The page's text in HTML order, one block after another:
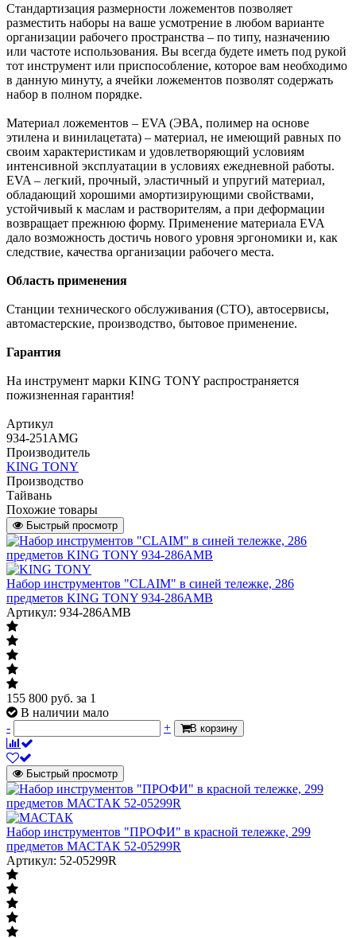
Стандартизация размерности ложементов позволяет
разместить наборы на ваше усмотрение в любом варианте
организации рабочего пространства – по типу, назначению
или частоте использования. Вы всегда будете иметь под рукой
тот инструмент или приспособление, которое вам необходимо
в данную минуту, а ячейки ложементов позволят содержать
набор в полном порядке.
Материал ложементов – EVA (ЭВА, полимер на основе
этилена и винилацетата) – материал, не имеющий равных по
своим характеристикам и удовлетворяющий условиям
интенсивной эксплуатации в условиях ежедневной работы.
EVA – легкий, прочный, эластичный и упругий материал,
обладающий хорошими амортизирующими свойствами,
устойчивый к маслам и растворителям, а при деформации
возвращает прежнюю форму. Применение материала EVA
дало возможность достичь нового уровня эргономики и, как
следствие, качества организации рабочего места.
Область применения
Станции технического обслуживания (СТО), автосервисы,
автомастерские, производство, бытовое применение.
Гарантия
На инструмент марки KING TONY распространяется
пожизненная гарантия!
Артикул
934-251AMG
Производитель
KING TONY
Производство
Тайвань
Похожие товары
Быстрый просмотр
Набор инструментов "CLAIM" в синей тележке, 286
предметов KING TONY 934-286AMB
Артикул: 934-286AMB
155 800 руб. за 1
В наличии мало
-
+ В корзину
Быстрый просмотр
Набор инструментов "ПРОФИ" в красной тележке, 299
предметов МАСТАК 52-05299R
Артикул: 52-05299R